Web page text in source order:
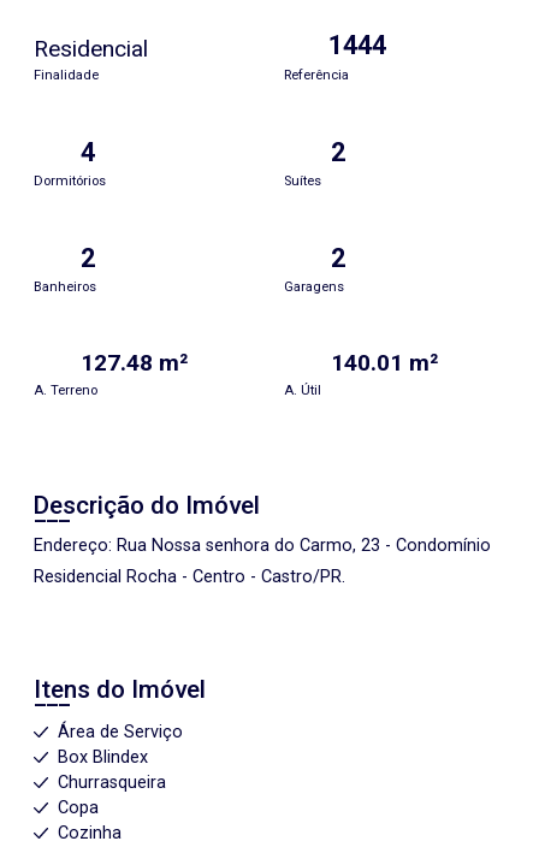
Residencial
Finalidade
1444
Referência
4
Dormitórios
2
Suítes
2
Banheiros
2
Garagens
127.48 m²
A. Terreno
140.01 m²
A. Útil
Descrição do Imóvel
Endereço: Rua Nossa senhora do Carmo, 23 - Condomínio
Residencial Rocha - Centro - Castro/PR.
Itens do Imóvel
Área de Serviço
Box Blindex
Churrasqueira
Copa
Cozinha